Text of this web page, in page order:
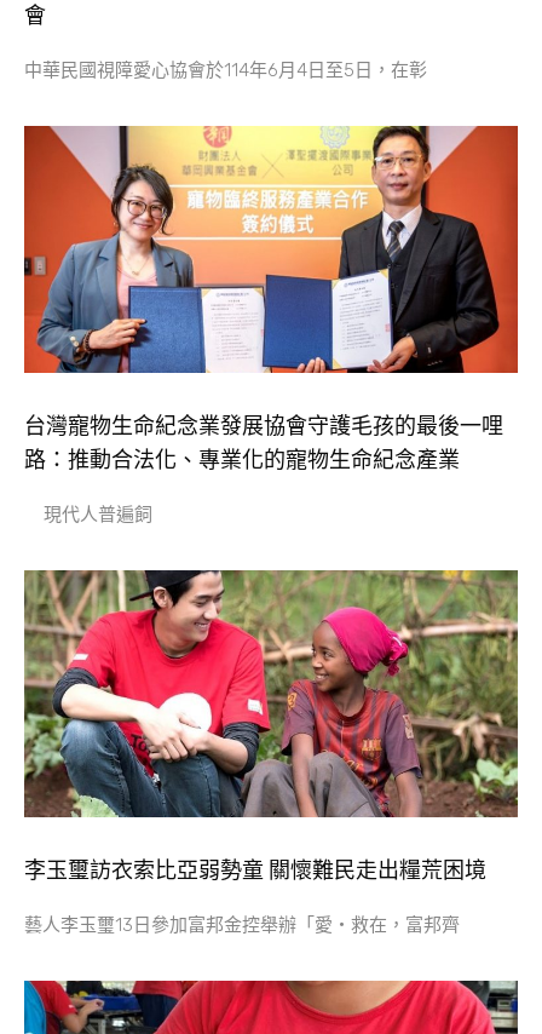
會
中華民國視障愛心協會於114年6月4日至5日，在彰
台灣寵物生命紀念業發展協會守護毛孩的最後一哩
路：推動合法化、專業化的寵物生命紀念產業
現代人普遍飼
李玉璽訪衣索比亞弱勢童 關懷難民走出糧荒困境
藝人李玉璽13日參加富邦金控舉辦「愛・救在，富邦齊